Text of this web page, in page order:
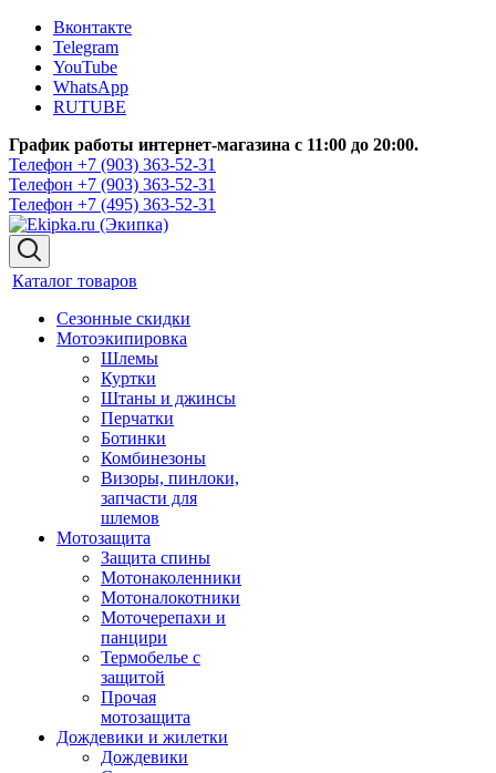
Вконтакте
Telegram
YouTube
WhatsApp
RUTUBE
График работы интернет-магазина с 11:00 до 20:00.
Телефон +7 (903) 363-52-31
Телефон +7 (903) 363-52-31
Телефон +7 (495) 363-52-31
Каталог товаров
Сезонные скидки
Мотоэкипировка
Шлемы
Куртки
Штаны и джинсы
Перчатки
Ботинки
Комбинезоны
Визоры, пинлоки,
запчасти для
шлемов
Мотозащита
Защита спины
Мотонаколенники
Мотоналокотники
Моточерепахи и
панцири
Термобелье с
защитой
Прочая
мотозащита
Дождевики и жилетки
Дождевики